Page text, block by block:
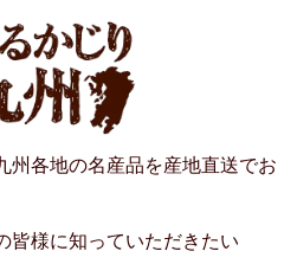
州各地の名産品を産地直送でお
皆様に知っていただきたい